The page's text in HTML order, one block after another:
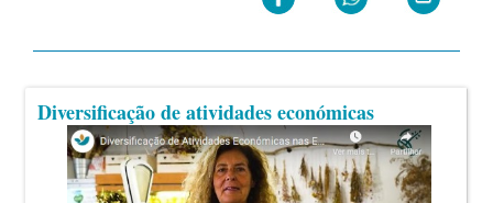
Diversificação de atividades económicas